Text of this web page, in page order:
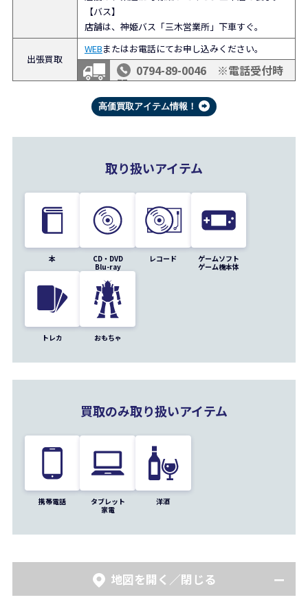
【バス】
店舗は、神姫バス「三木営業所」下車すぐ。
出張買取
WEBまたはお電話にてお申し込みください。
0794-89-0046 ※電話受付時
間 10:00～18:30
高価買取アイテム情報！
取り扱いアイテム
本
CD・DVD
Blu-ray
レコード
ゲームソフト
ゲーム機本体
トレカ おもちゃ
買取のみ取り扱いアイテム
携帯電話
タブレット
家電
洋酒
地図を開く／閉じる